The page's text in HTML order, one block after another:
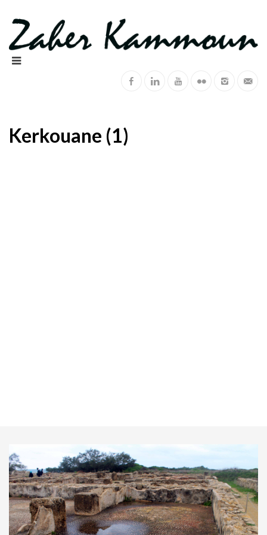
Kerkouane (1)